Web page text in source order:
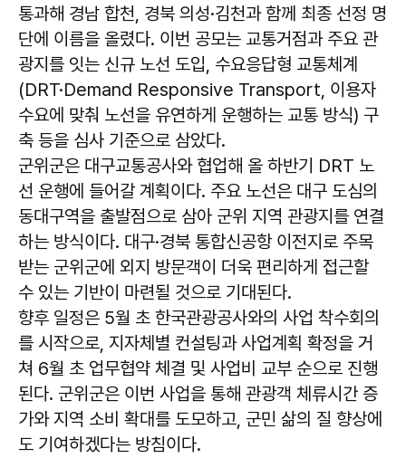
통과해 경남 합천, 경북 의성·김천과 함께 최종 선정 명
단에 이름을 올렸다. 이번 공모는 교통거점과 주요 관
광지를 잇는 신규 노선 도입, 수요응답형 교통체계
(DRT·Demand Responsive Transport, 이용자
수요에 맞춰 노선을 유연하게 운행하는 교통 방식) 구
축 등을 심사 기준으로 삼았다.
군위군은 대구교통공사와 협업해 올 하반기 DRT 노
선 운행에 들어갈 계획이다. 주요 노선은 대구 도심의
동대구역을 출발점으로 삼아 군위 지역 관광지를 연결
하는 방식이다. 대구·경북 통합신공항 이전지로 주목
받는 군위군에 외지 방문객이 더욱 편리하게 접근할
수 있는 기반이 마련될 것으로 기대된다.
향후 일정은 5월 초 한국관광공사와의 사업 착수회의
를 시작으로, 지자체별 컨설팅과 사업계획 확정을 거
쳐 6월 초 업무협약 체결 및 사업비 교부 순으로 진행
된다. 군위군은 이번 사업을 통해 관광객 체류시간 증
가와 지역 소비 확대를 도모하고, 군민 삶의 질 향상에
도 기여하겠다는 방침이다.